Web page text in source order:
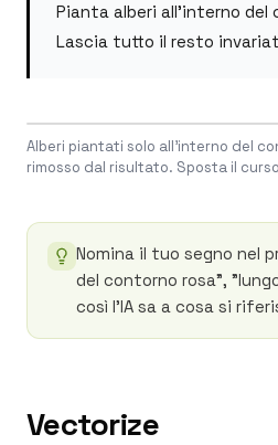
Pianta alberi all'interno del
Lascia tutto il resto
BEFORE
Alberi piantati solo all'interno del
rimosso dal risultato. Sposta il
Nomina il tuo segno nel
del contorno rosa",
così l'IA sa a cosa si
Vectorize